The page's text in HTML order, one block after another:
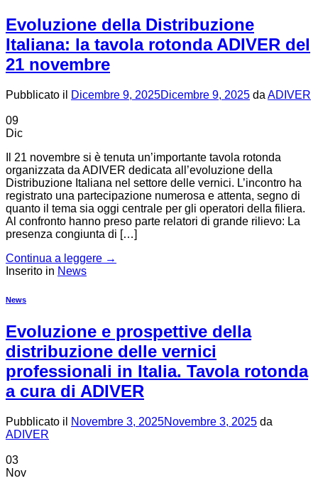
Evoluzione della Distribuzione
Italiana: la tavola rotonda ADIVER del
21 novembre
Pubblicato il Dicembre 9, 2025Dicembre 9, 2025 da ADIVER
09
Dic
Il 21 novembre si è tenuta un’importante tavola rotonda
organizzata da ADIVER dedicata all’evoluzione della
Distribuzione Italiana nel settore delle vernici. L’incontro ha
registrato una partecipazione numerosa e attenta, segno di
quanto il tema sia oggi centrale per gli operatori della filiera.
Al confronto hanno preso parte relatori di grande rilievo: La
presenza congiunta di […]
Continua a leggere →
Inserito in News
News
Evoluzione e prospettive della
distribuzione delle vernici
professionali in Italia. Tavola rotonda
a cura di ADIVER
Pubblicato il Novembre 3, 2025Novembre 3, 2025 da
ADIVER
03
Nov